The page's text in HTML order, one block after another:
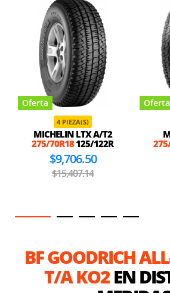
Oferta
4 PIEZA(S)
MICHELIN LTX A/T2
275/70R18125/122R
$9,706.50
$15,407.14
Oferta
BF GOODRICH
T/A KO2EN